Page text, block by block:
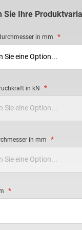
Sie Ihre
in mm
in kN
in mm